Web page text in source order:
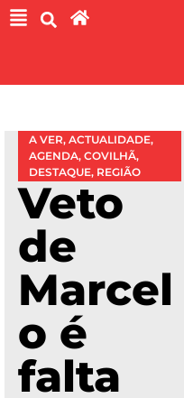
A VER, ACTUALIDADE,
AGENDA, COVILHÃ,
DESTAQUE, REGIÃO
Veto
de
Marcel
o é
falta